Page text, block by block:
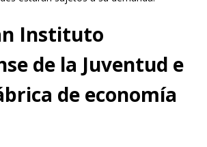
Instituto
de la Juventud e
de economía